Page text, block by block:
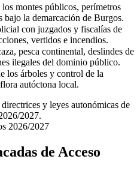
montes públicos, perímetros
bajo la demarcación de Burgos.
con juzgados y fiscalías de
vertidos e incendios.
pesca continental, deslindes de
ilegales del dominio público.
los árboles y control de la
autóctona local.
y leyes autonómicas de
2027.
2026/2027
de Acceso